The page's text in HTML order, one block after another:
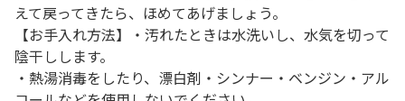
えて戻ってきたら、ほめてあげましょう。
【お手入れ方法】・汚れたときは水洗いし、水気を切って
陰干しします。
・熱湯消毒をしたり、漂白剤・シンナー・ベンジン・アル